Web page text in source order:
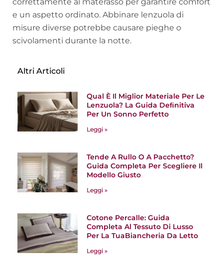
e un aspetto ordinato. Abbinare lenzuola di
misure diverse potrebbe causare pieghe o
scivolamenti durante la notte.
Altri Articoli
Qual È Il Miglior Materiale Per Le
Lenzuola? La Guida Deﬁnitiva
Per Un Sonno Perfetto
Leggi »
Tende A Rullo O A Pacchetto?
Guida Completa Per Scegliere Il
Modello Giusto
Leggi »
Cotone Percalle: Guida
Completa Al Tessuto Di Lusso
Per La TuaBiancheria Da Letto
Leggi »